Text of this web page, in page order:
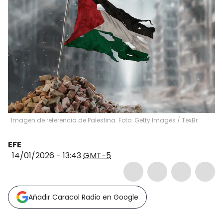
Imagen de referencia de Palestina. Foto: Getty Images / TexBr
EFE
14/01/2026 - 13:43GMT-5
Añadir Caracol Radio en Google